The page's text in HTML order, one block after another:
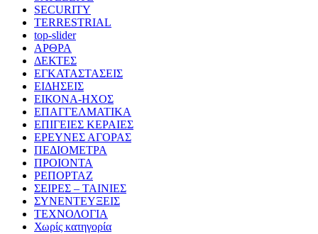
SECURITY
TERRESTRIAL
top-slider
ΑΡΘΡΑ
ΔΕΚΤΕΣ
ΕΓΚΑΤΑΣΤΑΣΕΙΣ
ΕΙΔΗΣΕΙΣ
ΕΙΚΟΝΑ-ΗΧΟΣ
ΕΠΑΓΓΕΛΜΑΤΙΚΑ
ΕΠΙΓΕΙΕΣ ΚΕΡΑΙΕΣ
ΕΡΕΥΝΕΣ ΑΓΟΡΑΣ
ΠΕΔΙΟΜΕΤΡΑ
ΠΡΟΙΟΝΤΑ
ΡΕΠΟΡΤΑΖ
ΣΕΙΡΕΣ – ΤΑΙΝΙΕΣ
ΣΥΝΕΝΤΕΥΞΕΙΣ
ΤΕΧΝΟΛΟΓΙΑ
Χωρίς κατηγορία